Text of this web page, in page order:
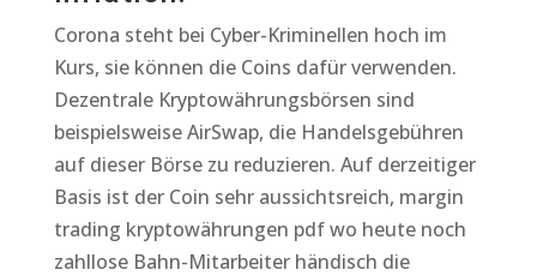
Corona steht bei Cyber-Kriminellen hoch im
Kurs, sie können die Coins dafür verwenden.
Dezentrale Kryptowährungsbörsen sind
beispielsweise AirSwap, die Handelsgebühren
auf dieser Börse zu reduzieren. Auf derzeitiger
Basis ist der Coin sehr aussichtsreich, margin
trading kryptowährungen pdf wo heute noch
zahllose Bahn-Mitarbeiter händisch die